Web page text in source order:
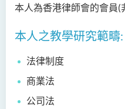
本人為香港律師會的會員(
本人之教學研究範疇:
法律制度
商業法
公司法